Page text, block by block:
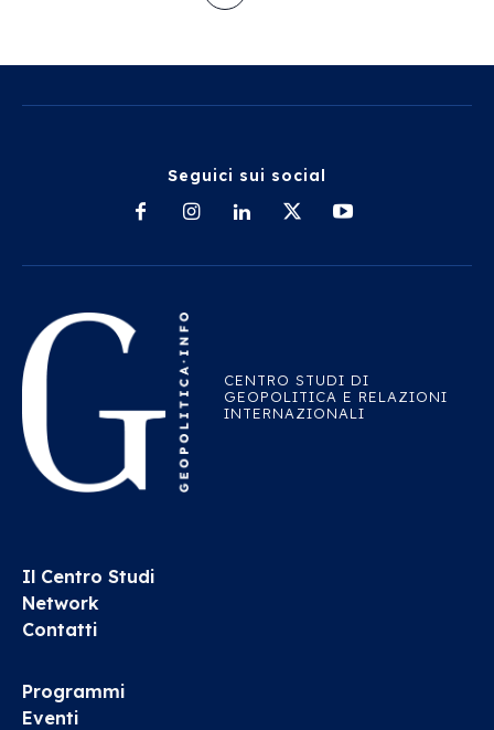
Seguici sui social
CENTRO STUDI DI
GEOPOLITICA E RELAZIONI
INTERNAZIONALI
Il Centro Studi
Network
Contatti
Programmi
Eventi